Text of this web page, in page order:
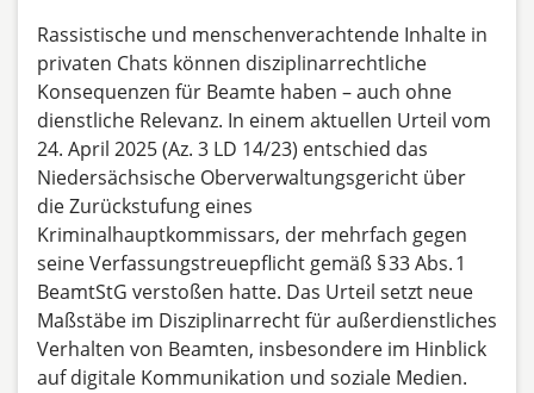
Rassistische und menschenverachtende Inhalte in
privaten Chats können disziplinarrechtliche
Konsequenzen für Beamte haben – auch ohne
dienstliche Relevanz. In einem aktuellen Urteil vom
24. April 2025 (Az. 3 LD 14/23) entschied das
Niedersächsische Oberverwaltungsgericht über
die Zurückstufung eines
Kriminalhauptkommissars, der mehrfach gegen
seine Verfassungstreuepflicht gemäß § 33 Abs. 1
BeamtStG verstoßen hatte. Das Urteil setzt neue
Maßstäbe im Disziplinarrecht für außerdienstliches
Verhalten von Beamten, insbesondere im Hinblick
auf digitale Kommunikation und soziale Medien.